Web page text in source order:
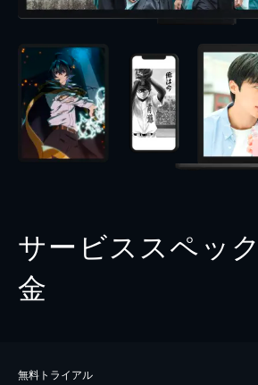
サービススペッ
金
無料トライアル